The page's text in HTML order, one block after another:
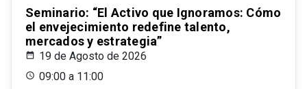
Seminario: “El Activo que Ignoramos: Cómo
el envejecimiento redefine talento,
mercados y estrategia”
19 de Agosto de 2026
09:00 a 11:00